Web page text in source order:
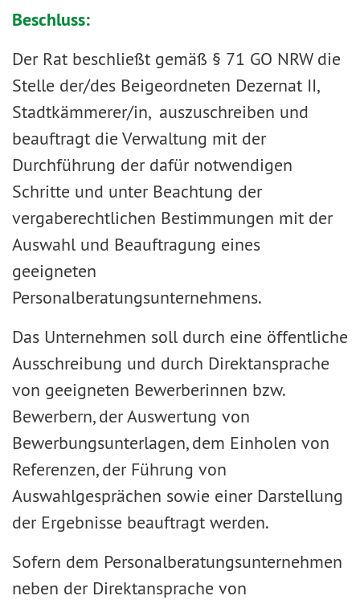
Beschluss:
Der Rat beschließt gemäß § 71 GO NRW die
Stelle der/des Beigeordneten Dezernat II,
Stadtkämmerer/in, auszuschreiben und
beauftragt die Verwaltung mit der
Durchführung der dafür notwendigen
Schritte und unter Beachtung der
vergaberechtlichen Bestimmungen mit der
Auswahl und Beauftragung eines
geeigneten
Personalberatungsunternehmens.
Das Unternehmen soll durch eine öffentliche
Ausschreibung und durch Direktansprache
von geeigneten Bewerberinnen bzw.
Bewerbern, der Auswertung von
Bewerbungsunterlagen, dem Einholen von
Referenzen, der Führung von
Auswahlgesprächen sowie einer Darstellung
der Ergebnisse beauftragt werden.
Sofern dem Personalberatungsunternehmen
neben der Direktansprache von